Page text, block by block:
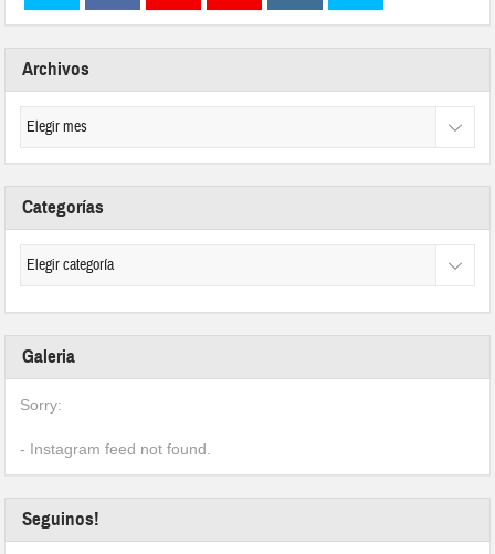
Archivos
Categorías
Galeria
Sorry:
- Instagram feed not found.
Seguinos!